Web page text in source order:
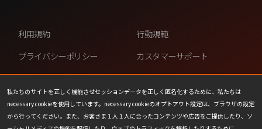
私たちのサイトを正しく機能させセッションデータを正しく匿名化するために、私たちは
necessary cookieを使用しています。necessary cookieのオプトアウト設定は、ブラウザの設定
から行ってください。また、お客さま１人１人に合ったコンテンツや広告をご提供したり、ソ
利用規約
行動規範
プライバシーポリシー
カスタマーサポート
ファンコンテンツ・ポリシー
個人情報の販売や共有を許可し
ない
COOKIE
プレスリリース